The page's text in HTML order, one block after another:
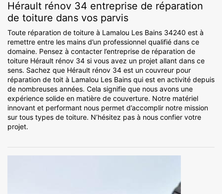
Hérault rénov 34 entreprise de réparation
de toiture dans vos parvis
Toute réparation de toiture à Lamalou Les Bains 34240 est à
remettre entre les mains d’un professionnel qualifié dans ce
domaine. Pensez à contacter l’entreprise de réparation de
toiture Hérault rénov 34 si vous avez un projet allant dans ce
sens. Sachez que Hérault rénov 34 est un couvreur pour
réparation de toit à Lamalou Les Bains qui est en activité depuis
de nombreuses années. Cela signifie que nous avons une
expérience solide en matière de couverture. Notre matériel
innovant et performant nous permet d’accomplir notre mission
sur tous types de toiture. N’hésitez pas à nous confier votre
projet.